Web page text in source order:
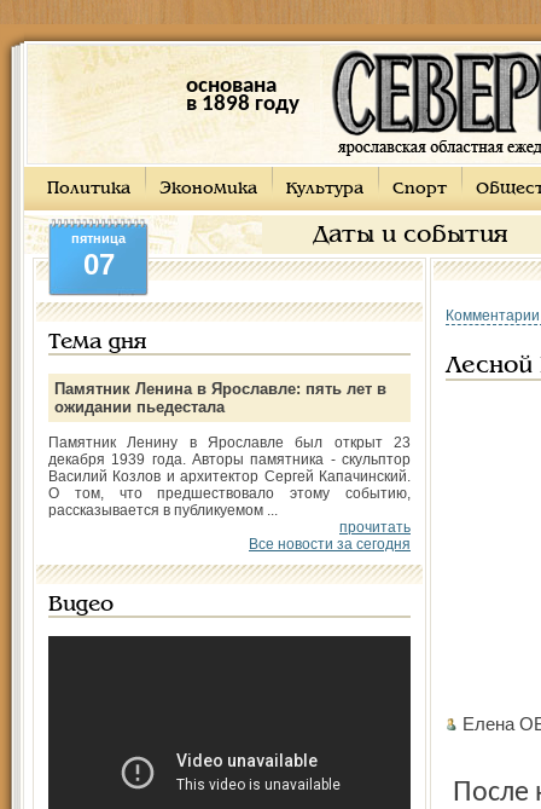
основана
в 1898 году
Политика Экономика Культура Спорт
Даты и события
пятница
07
Тема дня
Памятник Ленина в Ярославле: пять лет в
ожидании пьедестала
Памятник Ленину в Ярославле был открыт 23
декабря 1939 года. Авторы памятника - скульптор
Василий Козлов и архитектор Сергей Капачинский.
О том, что предшествовало этому событию,
рассказывается в публикуемом ...
прочитать
Все новости за сегодня
Видео
Лесной
Елена
После неоднократных обращений жителей